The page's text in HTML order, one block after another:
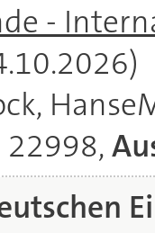
-
22998,